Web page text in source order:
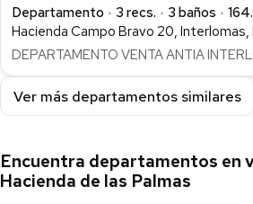
Departamento
3 recs. 3 baños
Hacienda Campo Bravo 20, Interlomas,
DEPARTAMENTO VENTA ANTIA
Ver más departamentos similares
Encuentra departamentos en
Hacienda de las Palmas